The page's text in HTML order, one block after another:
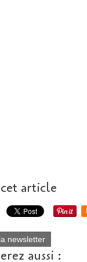
article
newsletter
aussi :